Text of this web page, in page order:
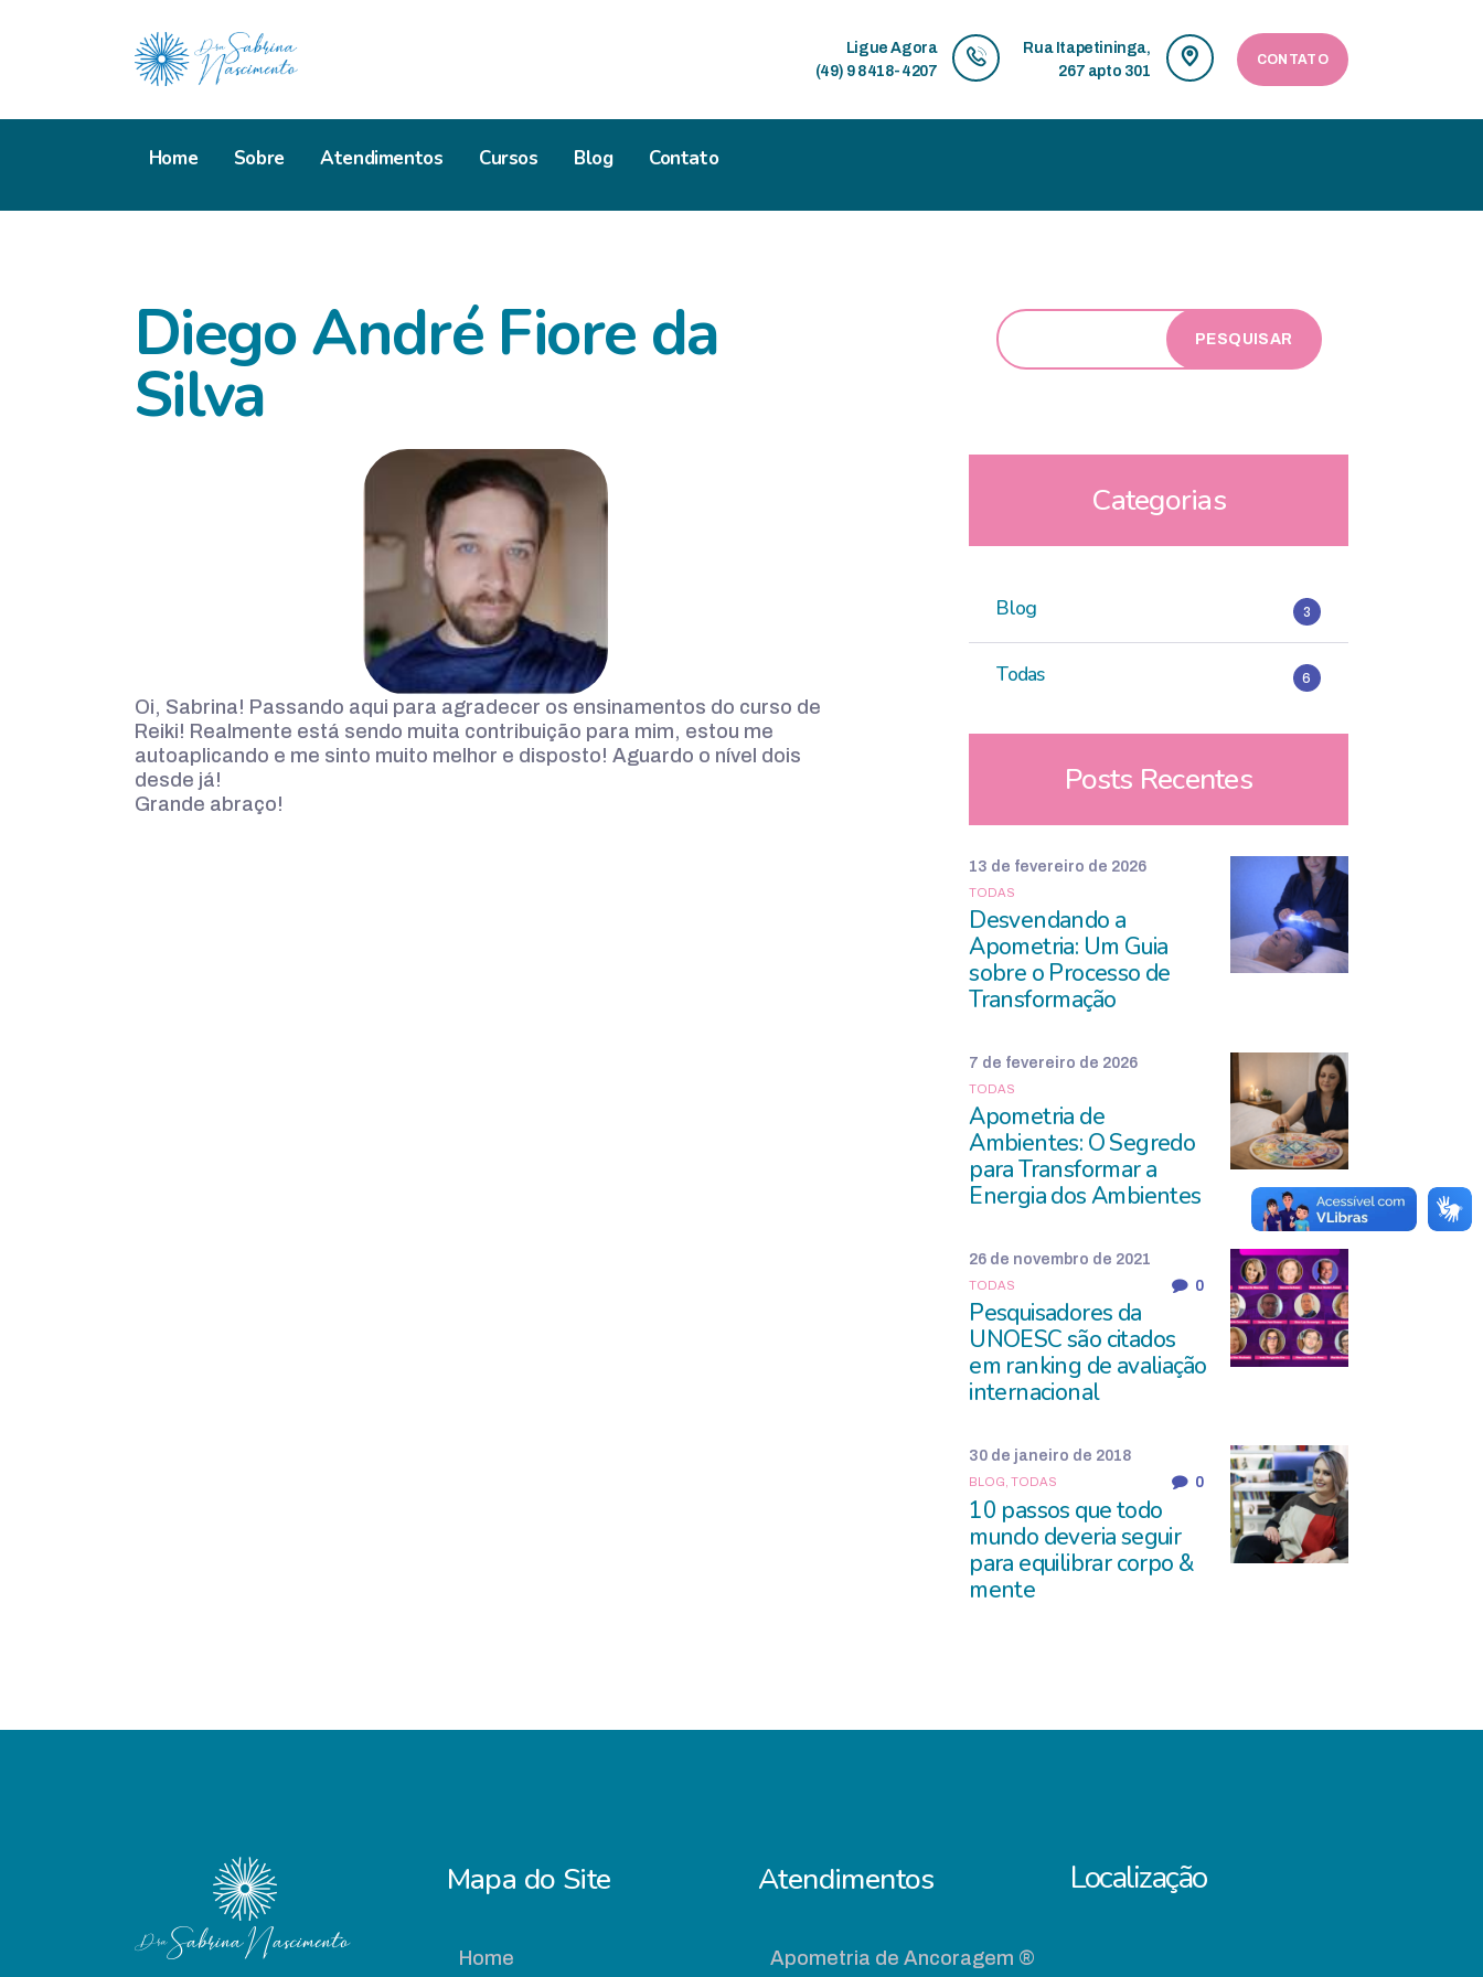
Ligue Agora
(49) 9 8418-4207
Rua Itapetininga,
267 apto 301
CONTATO
Home Sobre Atendimentos Cursos Blog Contato
ATENDIMENTOS
CURSOS
BLOG
Diego André Fiore da
Silva
Oi, Sabrina! Passando aqui para agradecer os ensinamentos do curso de
Reiki! Realmente está sendo muita contribuição para mim, estou me
autoaplicando e me sinto muito melhor e disposto! Aguardo o nível dois
desde já!
Grande abraço!
Categorias
Blog 3
Todas 6
Posts Recentes
TODAS
Desvendando a
Apometria: Um Guia
sobre o Processo de
Transformação
13 de fevereiro de 2026
TODAS
Apometria de
Ambientes: O Segredo
para Transformar a
Energia dos Ambientes
7 de fevereiro de 2026
TODAS 0
Pesquisadores da
UNOESC são citados
em ranking de avaliação
internacional
26 de novembro de 2021
BLOG,TODAS 0
10 passos que todo
mundo deveria seguir
para equilibrar corpo &
mente
30 de janeiro de 2018
Mapa do Site
Home
Atendimentos
Apometria de Ancoragem ®
Localização